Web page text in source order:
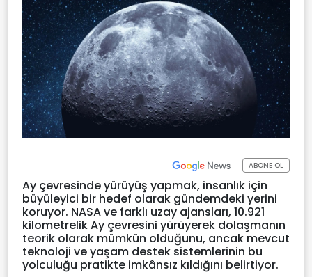
ABONE OL
Ay çevresinde yürüyüş yapmak, insanlık için
büyüleyici bir hedef olarak gündemdeki yerini
koruyor. NASA ve farklı uzay ajansları, 10.921
kilometrelik Ay çevresini yürüyerek dolaşmanın
teorik olarak mümkün olduğunu, ancak mevcut
teknoloji ve yaşam destek sistemlerinin bu
yolculuğu pratikte imkânsız kıldığını belirtiyor.